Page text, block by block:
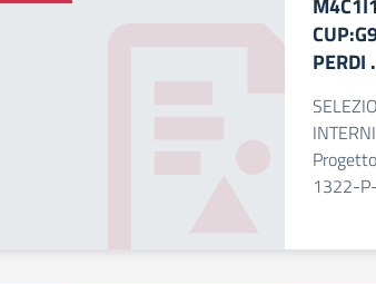
PERDI
1322-